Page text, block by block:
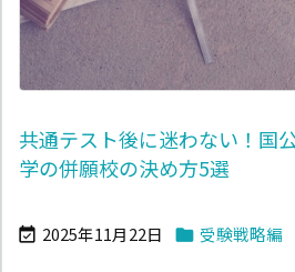
共通テスト後に迷わない！国
学の併願校の決め方5選
 2025年11月22日  受験戦略編